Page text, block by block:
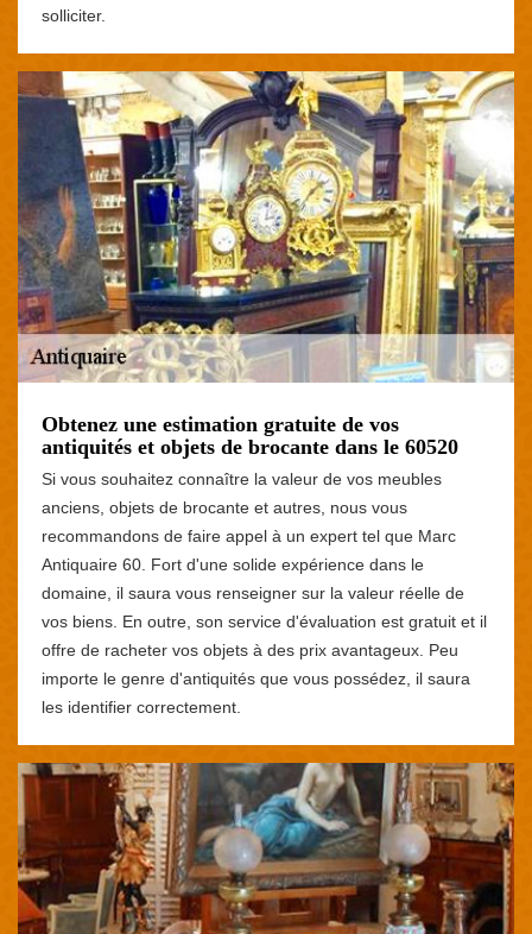
solliciter.
Obtenez une estimation gratuite de vos
antiquités et objets de brocante dans le 60520
Si vous souhaitez connaître la valeur de vos meubles
anciens, objets de brocante et autres, nous vous
recommandons de faire appel à un expert tel que Marc
Antiquaire 60. Fort d'une solide expérience dans le
domaine, il saura vous renseigner sur la valeur réelle de
vos biens. En outre, son service d'évaluation est gratuit et il
offre de racheter vos objets à des prix avantageux. Peu
importe le genre d'antiquités que vous possédez, il saura
les identifier correctement.